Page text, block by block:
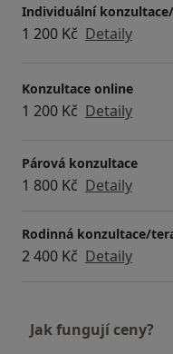
Individuální
1 200 Kč Detaily
Konzultace online
1 200 Kč Detaily
Párová konzultace
1 800 Kč Detaily
Rodinná konzultace/
2 400 Kč Detaily
Jak fungují ceny?